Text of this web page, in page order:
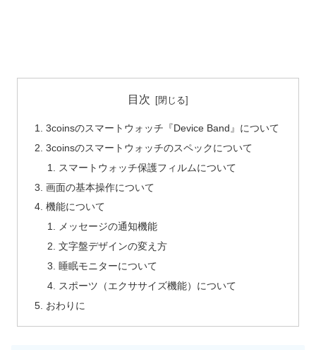
目次
3coinsのスマートウォッチ『Device Band』について
3coinsのスマートウォッチのスペックについて
スマートウォッチ保護フィルムについて
画面の基本操作について
機能について
メッセージの通知機能
文字盤デザインの変え方
睡眠モニターについて
スポーツ（エクササイズ機能）について
おわりに